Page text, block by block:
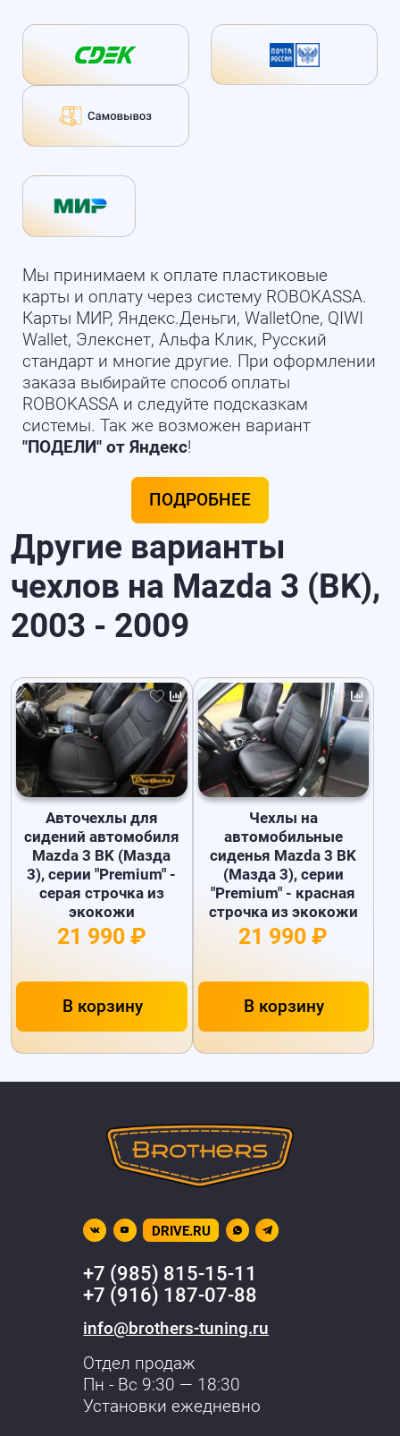
Мы принимаем к оплате пластиковые
карты и оплату через систему ROBOKASSA.
Карты МИР, Яндекс.Деньги, WalletOne, QIWI
Wallet, Элекснет, Альфа Клик, Русский
стандарт и многие другие. При оформлении
заказа выбирайте способ оплаты
ROBOKASSA и следуйте подсказкам
системы. Так же возможен вариант
"ПОДЕЛИ" от Яндекс!
ПОДРОБНЕЕ
Другие варианты
чехлов на Mazda 3 (BK),
2003 - 2009
Авточехлы для
сидений автомобиля
Mazda 3 BK (Мазда
3), серии "Premium" -
серая строчка из
экокожи
21 990 ₽
В корзину
Чехлы на
автомобильные
сиденья Mazda 3 BK
(Мазда 3), серии
"Premium" - красная
строчка из экокожи
21 990 ₽
В корзину
DRIVE.RU
+7 (985) 815-15-11
+7 (916) 187-07-88
info@brothers-tuning.ru
Отдел продаж
Пн - Вс 9:30 — 18:30
Установки ежедневно